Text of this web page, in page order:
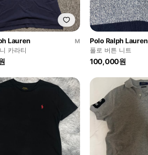
Lauren
M
카라티
Polo Ralph Lauren
폴로 버튼 니트
100,000원